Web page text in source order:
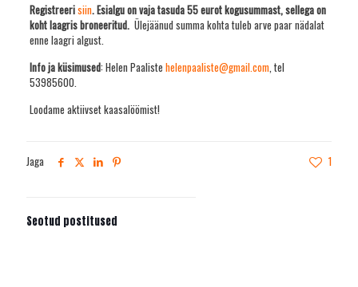
Registreerisiin.Esialgu on vaja tasuda 55 eurot kogusummast, sellega on
koht laagris broneeritud. Ülejäänud summa kohta tuleb arve paar nädalat
enne laagri algust.
Info ja küsimused: Helen Paaliste helenpaaliste@gmail.com, tel
53985600.
Loodame aktiivset kaasalöömist!
Jaga 1
Seotud postitused